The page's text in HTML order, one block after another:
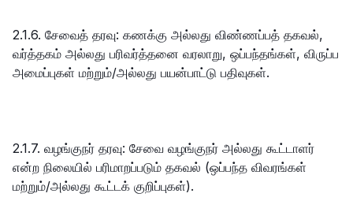
2.1.6. சேவைத் தரவு: கணக்கு அல்லது விண்ணப்பத் தகவல்,
வர்த்தகம் அல்லது பரிவர்த்தனை வரலாறு, ஒப்பந்தங்கள், விருப்ப
அமைப்புகள் மற்றும்/அல்லது பயன்பாட்டு பதிவுகள்.
2.1.7. வழங்குநர் தரவு: சேவை வழங்குநர் அல்லது கூட்டாளர்
என்ற நிலையில் பரிமாறப்படும் தகவல் (ஒப்பந்த விவரங்கள்
மற்றும்/அல்லது கூட்டக் குறிப்புகள்).